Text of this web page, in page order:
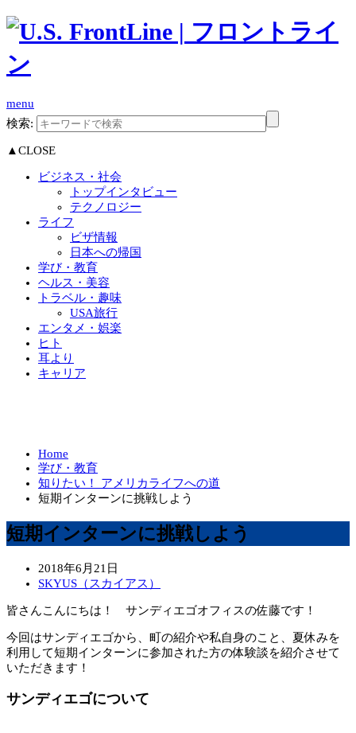
menu
検索:
▲CLOSE
ビジネス・社会
トップインタビュー
テクノロジー
ライフ
ビザ情報
日本への帰国
学び・教育
ヘルス・美容
トラベル・趣味
USA旅行
エンタメ・娯楽
ヒト
耳より
キャリア
Home
学び・教育
知りたい！ アメリカライフへの道
短期インターンに挑戦しよう
短期インターンに挑戦しよう
2018年6月21日
SKYUS（スカイアス）
皆さんこんにちは！ サンディエゴオフィスの佐藤です！
今回はサンディエゴから、町の紹介や私自身のこと、夏休みを
利用して短期インターンに参加された方の体験談を紹介させて
いただきます！
サンディエゴについて